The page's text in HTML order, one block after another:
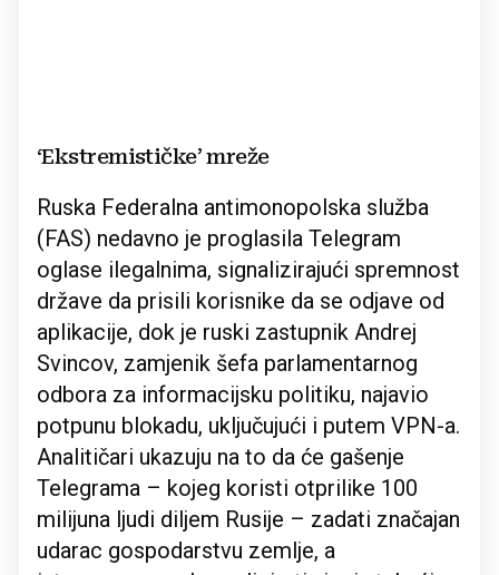
‘Ekstremističke’ mreže
Ruska Federalna antimonopolska služba
(FAS) nedavno je proglasila Telegram
oglase ilegalnima, signalizirajući spremnost
države da prisili korisnike da se odjave od
aplikacije, dok je ruski zastupnik Andrej
Svincov, zamjenik šefa parlamentarnog
odbora za informacijsku politiku, najavio
potpunu blokadu, uključujući i putem VPN-a.
Analitičari ukazuju na to da će gašenje
Telegrama – kojeg koristi otprilike 100
milijuna ljudi diljem Rusije – zadati značajan
udarac gospodarstvu zemlje, a